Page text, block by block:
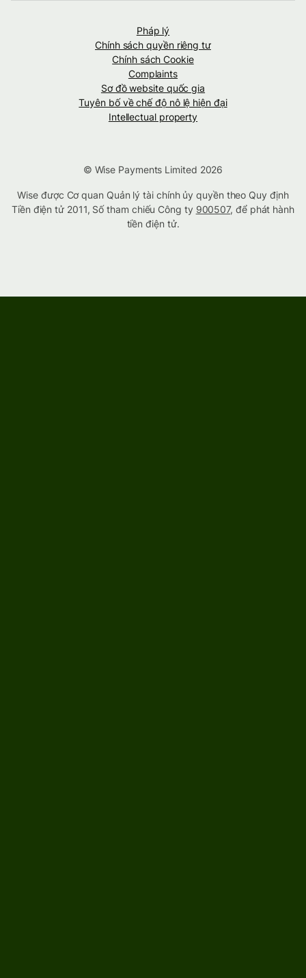
Pháp lý
Chính sách quyền riêng tư
Chính sách Cookie
Complaints
Sơ đồ website quốc gia
Tuyên bố về chế độ nô lệ hiện đại
Intellectual property
© Wise Payments Limited 2026
Wise được Cơ quan Quản lý tài chính ủy quyền theo Quy định
Tiền điện tử 2011, Số tham chiếu Công ty 900507, để phát hành
tiền điện tử.